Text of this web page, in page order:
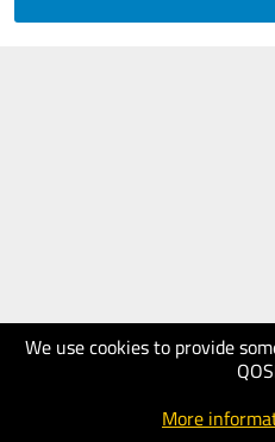
We use cookies to provide
More